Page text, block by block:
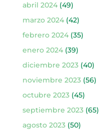
abril 2024(49)
marzo 2024(42)
febrero 2024(35)
enero 2024(39)
diciembre 2023(40)
noviembre 2023(56)
octubre 2023(45)
septiembre 2023(65)
agosto 2023(50)